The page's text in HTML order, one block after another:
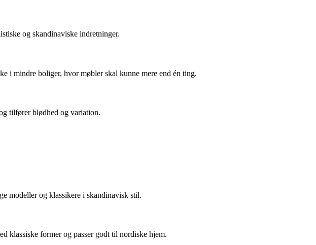
og skandinaviske indretninger.
i mindre boliger, hvor møbler skal kunne mere end én ting.
tilfører blødhed og variation.
modeller og klassikere i skandinavisk stil.
klassiske former og passer godt til nordiske hjem.